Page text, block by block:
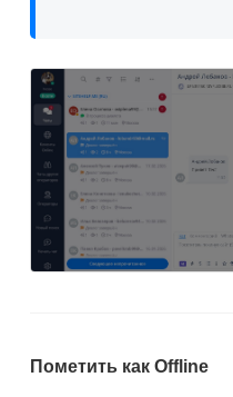
Пометить как Offline